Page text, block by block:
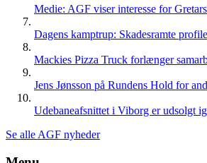
Medie: AGF viser interesse for
Dagens kamptrup: Skadesramte
Mackies Pizza Truck forlænger
Jens Jønsson på Rundens Hold for
Udebaneafsnittet i Viborg er udsolgt
Se alle AGF nyheder